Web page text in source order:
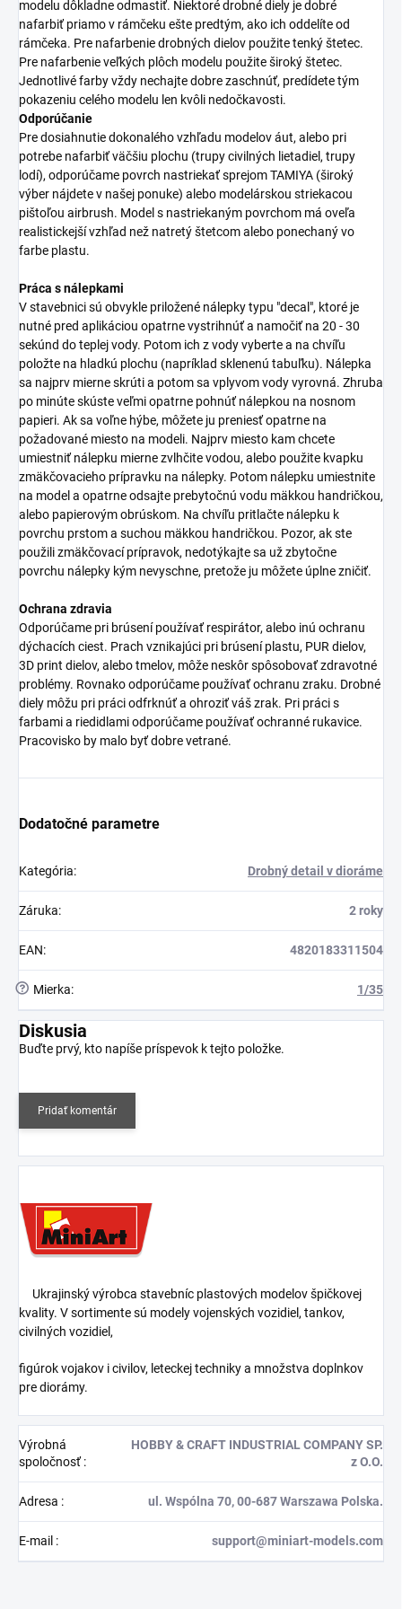
modelu dôkladne odmastiť. Niektoré drobné diely je dobré
nafarbiť priamo v rámčeku ešte predtým, ako ich oddelíte od
rámčeka. Pre nafarbenie drobných dielov použite tenký štetec.
Pre nafarbenie veľkých plôch modelu použite široký štetec.
Jednotlivé farby vždy nechajte dobre zaschnúť, predídete tým
pokazeniu celého modelu len kvôli nedočkavosti.
Odporúčanie
Pre dosiahnutie dokonalého vzhľadu modelov áut, alebo pri
potrebe nafarbiť väčšiu plochu (trupy civilných lietadiel, trupy
lodí), odporúčame povrch nastriekať sprejom TAMIYA (široký
výber nájdete v našej ponuke) alebo modelárskou striekacou
pištoľou airbrush. Model s nastriekaným povrchom má oveľa
realistickejší vzhľad než natretý štetcom alebo ponechaný vo
farbe plastu.
Práca s nálepkami
V stavebnici sú obvykle priložené nálepky typu "decal", ktoré je
nutné pred aplikáciou opatrne vystrihnúť a namočiť na 20 - 30
sekúnd do teplej vody. Potom ich z vody vyberte a na chvíľu
položte na hladkú plochu (napríklad sklenenú tabuľku). Nálepka
sa najprv mierne skrúti a potom sa vplyvom vody vyrovná. Zhruba
po minúte skúste veľmi opatrne pohnúť nálepkou na nosnom
papieri. Ak sa voľne hýbe, môžete ju preniesť opatrne na
požadované miesto na modeli. Najprv miesto kam chcete
umiestniť nálepku mierne zvlhčite vodou, alebo použite kvapku
zmäkčovacieho prípravku na nálepky. Potom nálepku umiestnite
na model a opatrne odsajte prebytočnú vodu mäkkou handričkou,
alebo papierovým obrúskom. Na chvíľu pritlačte nálepku k
povrchu prstom a suchou mäkkou handričkou. Pozor, ak ste
použili zmäkčovací prípravok, nedotýkajte sa už zbytočne
povrchu nálepky kým nevyschne, pretože ju môžete úplne zničiť.
Ochrana zdravia
Odporúčame pri brúsení používať respirátor, alebo inú ochranu
dýchacích ciest. Prach vznikajúci pri brúsení plastu, PUR dielov,
3D print dielov, alebo tmelov, môže neskôr spôsobovať zdravotné
problémy. Rovnako odporúčame používať ochranu zraku. Drobné
diely môžu pri práci odfrknúť a ohroziť váš zrak. Pri práci s
farbami a riedidlami odporúčame používať ochranné rukavice.
Pracovisko by malo byť dobre vetrané.
Dodatočné parametre
Kategória: Drobný detail v dioráme
Záruka: 2 roky
EAN: 4820183311504
? Mierka: 1/35
Diskusia
Buďte prvý, kto napíše príspevok k tejto položke.
Pridať komentár
Ukrajinský výrobca stavebníc plastových modelov špičkovej
kvality. V sortimente sú modely vojenských vozidiel, tankov,
civilných vozidiel,
figúrok vojakov i civilov, leteckej techniky a množstva doplnkov
pre diorámy.
Výrobná
spoločnosť:
HOBBY & CRAFT INDUSTRIAL COMPANY SP.
z O.O.
Adresa : ul. Wspólna 70, 00-687 Warszawa Polska.
E-mail : support@miniart-models.com